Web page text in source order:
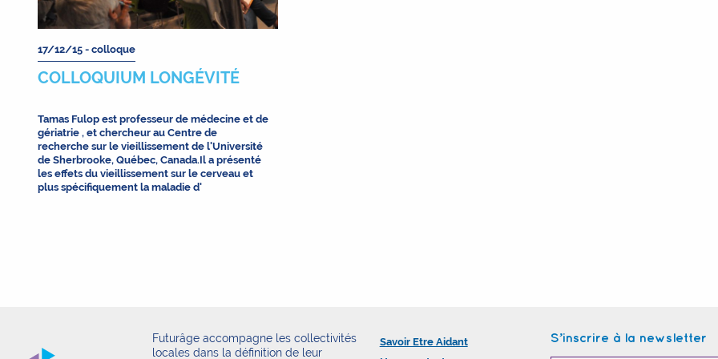
17/12/15 - colloque
COLLOQUIUM LONGÉVITÉ
Tamas Fulop est professeur de médecine et de
gériatrie , et chercheur au Centre de
recherche sur le vieillissement de l'Université
de Sherbrooke, Québec, Canada.Il a présenté
les effets du vieillissement sur le cerveau et
plus spécifiquement la maladie d'
Futurâge accompagne les collectivités
locales dans la définition de leur
Savoir Etre Aidant
S’inscrire à la newsletter